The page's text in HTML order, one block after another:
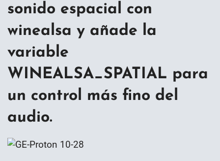
sonido espacial con
winealsa y añade la
variable
WINEALSA_SPATIAL para
un control más fino del
audio.